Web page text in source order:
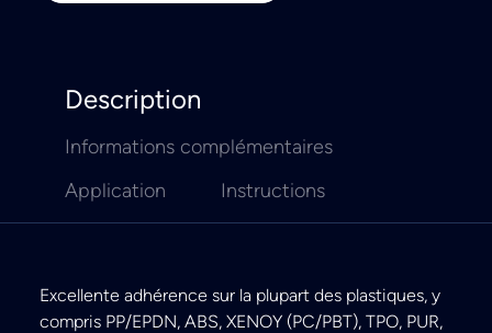
Description
Informations complémentaires
Application
Instructions
Excellente adhérence sur la plupart des plastiques, y
compris PP/EPDN, ABS, XENOY (PC/PBT), TPO, PUR,